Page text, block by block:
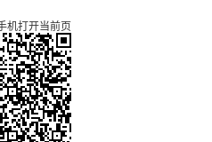
机打开当前页